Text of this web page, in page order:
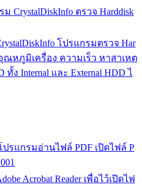
CrystalDiskInfo ตรวจ Harddisk
โปรแกรมตรวจ Har
ณหภูมิเครื่อง ความเร็ว หาสาเหต
ง Internal และ External HDD ไ
โปรแกรมอ่านไฟล์ PDF เปิดไฟล์ P
Acrobat Reader เพื่อไว้เปิดไฟ